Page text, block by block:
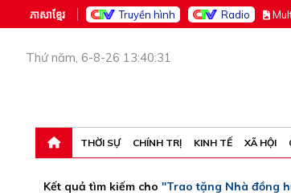
ភាសាខ្មែរ Truyền hình Radio M
Thứ năm, 6-8-26 13:40:31
THỜI SỰ CHÍNH TRỊ KINH TẾ XÃ HỘI
Kết quả tìm kiếm cho "Trao tặng Nhà đồng